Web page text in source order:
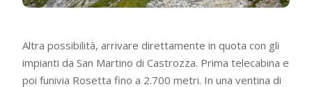
Altra possibilità, arrivare direttamente in quota con gli
impianti da San Martino di Castrozza. Prima telecabina e
poi funivia Rosetta fino a 2.700 metri. In una ventina di